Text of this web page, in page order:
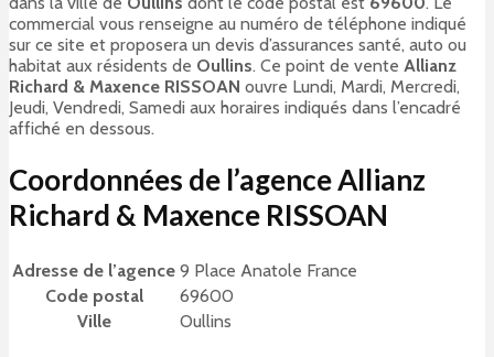
commercial vous renseigne au numéro de téléphone indiqué
sur ce site et proposera un devis d’assurances santé, auto ou
habitat aux résidents de Oullins. Ce point de vente Allianz
Richard & Maxence RISSOAN ouvre Lundi, Mardi, Mercredi,
Jeudi, Vendredi, Samedi aux horaires indiqués dans l’encadré
affiché en dessous.
Coordonnées de l’agence Allianz
Richard & Maxence RISSOAN
Adresse de l’agence 9 Place Anatole France
Code postal
69600
Ville
Oullins